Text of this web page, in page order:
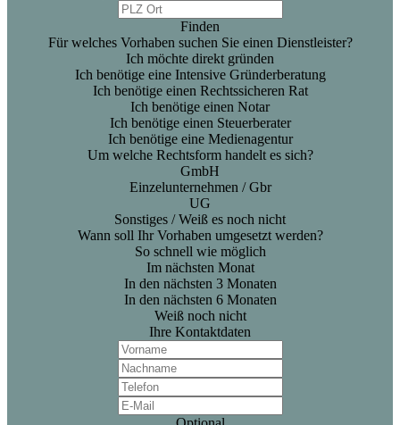
Finden
Für welches Vorhaben suchen Sie einen Dienstleister?
Ich möchte direkt gründen
Ich benötige eine Intensive Gründerberatung
Ich benötige einen Rechtssicheren Rat
Ich benötige einen Notar
Ich benötige einen Steuerberater
Ich benötige eine Medienagentur
Um welche Rechtsform handelt es sich?
GmbH
Einzelunternehmen / Gbr
UG
Sonstiges / Weiß es noch nicht
Wann soll Ihr Vorhaben umgesetzt werden?
So schnell wie möglich
Im nächsten Monat
In den nächsten 3 Monaten
In den nächsten 6 Monaten
Weiß noch nicht
Ihre Kontaktdaten